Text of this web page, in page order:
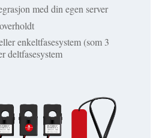
med din egen server
enkeltfasesystem (som 3
deltfasesystem